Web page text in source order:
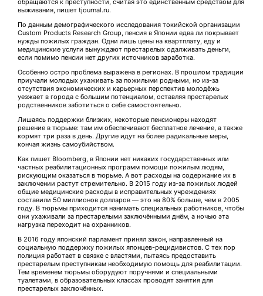
обращаются к преступности, считая это единственным средством для
выживания, пишет tjournal.ru.
По данным демографического исследования токийской организации
Custom Products Research Group, пенсия в Японии едва ли покрывает
нужды пожилых граждан. Одни лишь цены на квартплату, еду и
медицинские услуги вынуждают престарелых одалживать деньги,
если помимо пенсии нет других источников заработка.
Особенно остро проблема выражена в регионах. В прошлом традиции
приучали молодых ухаживать за пожилыми родными, но из-за
отсутствия экономических и карьерных перспектив молодёжь
уезжает в города с большим потенциалом, оставляя престарелых
родственников заботиться о себе самостоятельно.
Лишаясь поддержки близких, некоторые пенсионеры находят
решение в тюрьме: там им обеспечивают бесплатное лечение, а также
кормят три раза в день. Другие идут на более радикальные меры,
кончая жизнь самоубийством.
Как пишет Bloomberg, в Японии нет никаких государственных или
частных реабилитационных программ помощи пожилым людям,
рискующим оказаться в тюрьме. А вот расходы на содержание их в
заключении растут стремительно. В 2015 году из-за пожилых людей
общие медицинские расходы в исправительных учреждениях
составили 50 миллионов долларов — это на 80% больше, чем в 2005
году. В тюрьмы приходится нанимать специальных работников, чтобы
они ухаживали за престарелыми заключёнными днём, а ночью эта
нагрузка переходит на охранников.
В 2016 году японский парламент принял закон, направленный на
социальную поддержку пожилых японцев-рецидивистов. С тех пор
полиция работает в связке с властями, пытаясь предоставить
престарелым преступникам необходимую помощь для реабилитации.
Тем временем тюрьмы оборудуют поручнями и специальными
туалетами, в образовательных классах проводят занятия для
престарелых заключённых.